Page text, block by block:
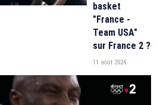
basket
"France -
Team USA"
sur France 2 ?
11 août 2024